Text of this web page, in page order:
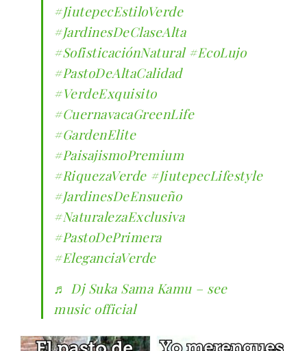
#JiutepecEstiloVerde
#JardinesDeClaseAlta
#SofisticaciónNatural #EcoLujo
#PastoDeAltaCalidad
#VerdeExquisito
#CuernavacaGreenLife
#GardenElite
#PaisajismoPremium
#RiquezaVerde #JiutepecLifestyle
#JardinesDeEnsueño
#NaturalezaExclusiva
#PastoDePrimera
#EleganciaVerde
♬ Dj Suka Sama Kamu – see
music official